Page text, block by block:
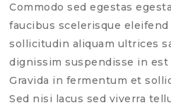
Commodo sed egestas
faucibus scelerisque
sollicitudin aliquam ultrices
dignissim suspendisse in
Gravida in fermentum et
Sed nisi lacus sed viverra